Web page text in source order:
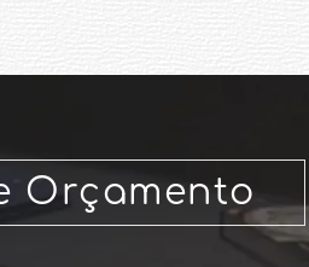
Orçamento